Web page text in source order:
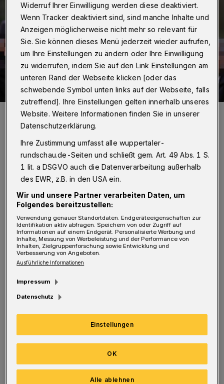
Weitere Bilderstrecken
Sommer in der Elberfelder City
Widerruf Ihrer Einwilligung werden diese deaktiviert.
Wenn Tracker deaktiviert sind, sind manche Inhalte und
Anzeigen möglicherweise nicht mehr so relevant für
Sie. Sie können dieses Menü jederzeit wieder aufrufen,
um Ihre Einstellungen zu ändern oder Ihre Einwilligung
zu widerrufen, indem Sie auf den Link Einstellungen am
unteren Rand der Webseite klicken [oder das
schwebende Symbol unten links auf der Webseite, falls
zutreffend]. Ihre Einstellungen gelten innerhalb unseres
Website. Weitere Informationen finden Sie in unserer
Datenschutzerklärung.
Ihre Zustimmung umfasst alle wuppertaler-
rundschau.de-Seiten und schließt gem. Art. 49 Abs. 1 S.
1 lit. a DSGVO auch die Datenverarbeitung außerhalb
des EWR, z.B. in den USA ein.
Wir und unsere Partner verarbeiten Daten, um
Folgendes bereitzustellen:
Verwendung genauer Standortdaten. Endgeräteeigenschaften zur
Identifikation aktiv abfragen. Speichern von oder Zugriff auf
Informationen auf einem Endgerät. Personalisierte Werbung und
Inhalte, Messung von Werbeleistung und der Performance von
Inhalten, Zielgruppenforschung sowie Entwicklung und
Verbesserung von Angeboten.
Ausführliche Informationen
Impressum
Datenschutz
Einstellungen
Alle ablehnen
OK